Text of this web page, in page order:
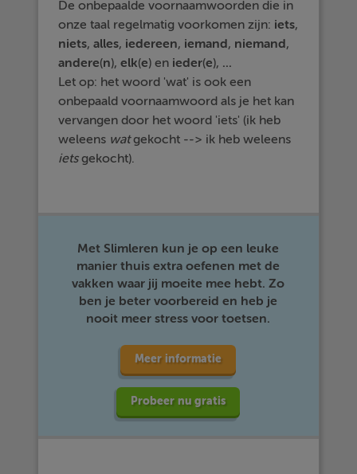
De onbepaalde voornaamwoorden die in
onze taal regelmatig voorkomen zijn: iets,
niets,alles, iedereen, iemand, niemand,
andere(n),elk(e) en ieder(e), ...
Let op: het woord 'wat' is ook een
onbepaald voornaamwoord als je het kan
vervangen door het woord 'iets' (ik heb
weleens watgekocht --> ik heb weleens
ietsgekocht).
Met Slimleren kun je op een leuke
manier thuis extra oefenen met de
vakken waar jij moeite mee hebt. Zo
ben je beter voorbereid en heb je
nooit meer stress voor toetsen.
Meer informatie
Probeer nu gratis